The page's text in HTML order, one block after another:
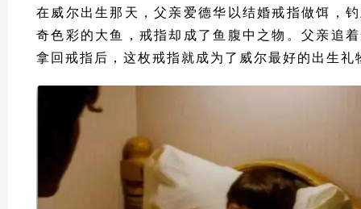
在威尔出生那天，父亲爱德华以结婚戒指做饵，
奇色彩的大鱼，戒指却成了鱼腹中之物。父亲追
拿回戒指后，这枚戒指就成为了威尔最好的出生礼